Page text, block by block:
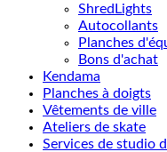
ShredLights
Autocollants
Planches
Bons d'achat
Kendama
Planches à doigts
Vêtements de ville
Ateliers de skate
Services de studio